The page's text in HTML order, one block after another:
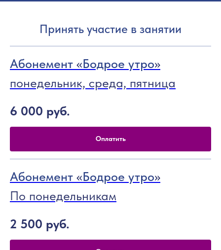
Принять участие в занятии
Абонемент «Бодрое утро»
понедельник, среда, пятница
6 000 руб.
Оплатить
Абонемент «Бодрое утро»
По понедельникам
2 500 руб.